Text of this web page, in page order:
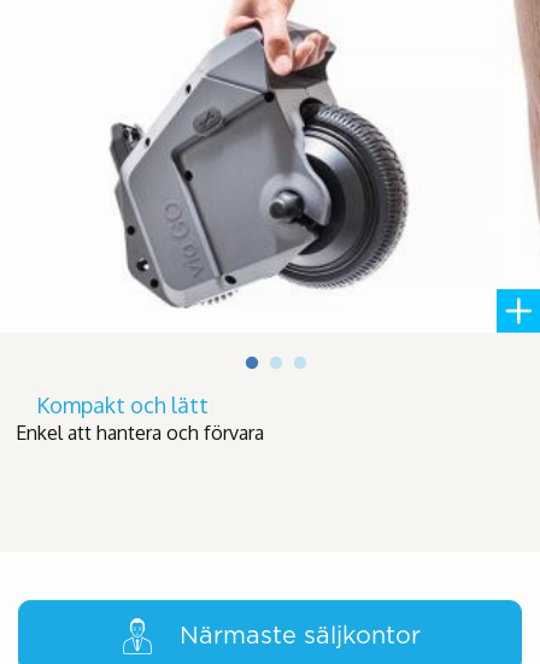
Kompakt och lätt
Enkel att hantera och förvara
Närmaste säljkontor